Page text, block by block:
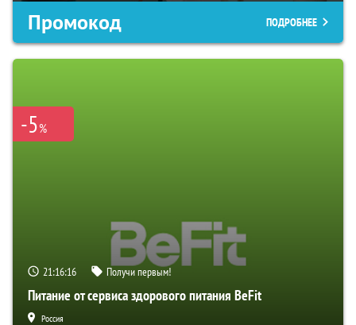
Промокод ПОДРОБНЕЕ
-5%
21:16:14 Получи первым!
Питание от сервиса здорового питания BeFit
Россия